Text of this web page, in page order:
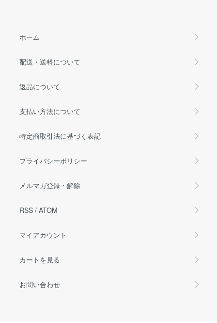
ホーム
配送・送料について
返品について
支払い方法について
特定商取引法に基づく表記
プライバシーポリシー
メルマガ登録・解除
RSS / ATOM
マイアカウント
カートを見る
お問い合わせ